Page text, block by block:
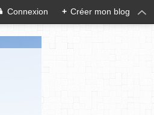
Connexion + Créer mon blog